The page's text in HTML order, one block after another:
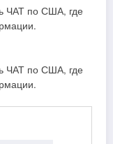
ЧАТ по США, где
ЧАТ по США, где